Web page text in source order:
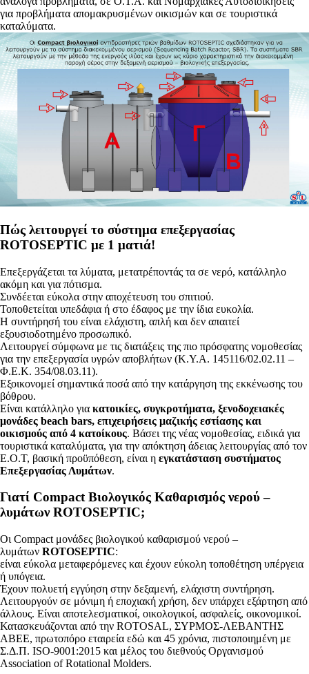
για προβλήματα απομακρυσμένων οικισμών και σε τουριστικά
καταλύματα.
Πώς λειτουργεί το σύστημα επεξεργασίας
ROTOSEPTIC με 1 ματιά!
Επεξεργάζεται τα λύματα, μετατρέποντάς τα σε νερό, κατάλληλο
ακόμη και για πότισμα.
Συνδέεται εύκολα στην αποχέτευση του σπιτιού.
Τοποθετείται υπεδάφια ή στο έδαφος με την ίδια ευκολία.
Η συντήρησή του είναι ελάχιστη, απλή και δεν απαιτεί
εξουσιοδοτημένο προσωπικό.
Λειτουργεί σύμφωνα με τις διατάξεις της πιο πρόσφατης νομοθεσίας
για την επεξεργασία υγρών αποβλήτων (Κ.Υ.Α. 145116/02.02.11 –
Φ.Ε.Κ. 354/08.03.11).
Εξοικονομεί σημαντικά ποσά από την κατάργηση της εκκένωσης του
βόθρου.
Είναι κατάλληλο για κατοικίες, συγκροτήματα, ξενοδοχειακές
μονάδες beach bars, επιχειρήσεις μαζικής εστίασης και
οικισμούς από 4 κατοίκους. Βάσει της νέας νομοθεσίας, ειδικά για
τουριστικά καταλύματα, για την απόκτηση άδειας λειτουργίας από τον
Ε.Ο.Τ, βασική προϋπόθεση, είναι η εγκατάσταση συστήματος
Επεξεργασίας Λυμάτων.
Γιατί Compact Βιολογικός Καθαρισμός νερού –
λυμάτων ROTOSEPTIC;
Οι Compact μονάδες βιολογικού καθαρισμού νερού –
λυμάτων ROTOSEPTIC:
είναι εύκολα μεταφερόμενες και έχουν εύκολη τοποθέτηση υπέργεια
ή υπόγεια.
Έχουν πολυετή εγγύηση στην δεξαμενή, ελάχιστη συντήρηση.
Λειτουργούν σε μόνιμη ή εποχιακή χρήση, δεν υπάρχει εξάρτηση από
άλλους. Είναι αποτελεσματικοί, οικολογικοί, ασφαλείς, οικονομικοί.
Κατασκευάζονται από την ROTOSAL, ΣΥΡΜΟΣ-ΛΕΒΑΝΤΗΣ
ΑΒΕΕ, πρωτοπόρo εταιρεία εδώ και 45 χρόνια, πιστοποιημένη με
Σ.Δ.Π. ISO-9001:2015 και μέλος του διεθνούς Οργανισμού
Association of Rotational Molders.